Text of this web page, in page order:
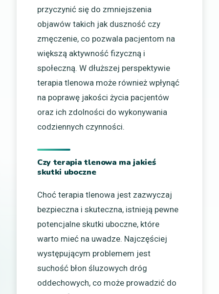
przyczynić się do zmniejszenia
objawów takich jak duszność czy
zmęczenie, co pozwala pacjentom na
większą aktywność fizyczną i
społeczną. W dłuższej perspektywie
terapia tlenowa może również wpłynąć
na poprawę jakości życia pacjentów
oraz ich zdolności do wykonywania
codziennych czynności.
Czy terapia tlenowa ma jakieś
skutki uboczne
Choć terapia tlenowa jest zazwyczaj
bezpieczna i skuteczna, istnieją pewne
potencjalne skutki uboczne, które
warto mieć na uwadze. Najczęściej
występującym problemem jest
suchość błon śluzowych dróg
oddechowych, co może prowadzić do